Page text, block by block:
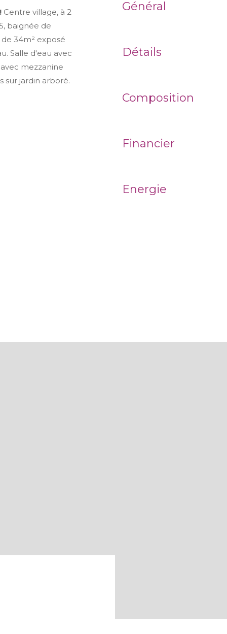
Centre village, à 2
baignée de
34m² exposé
Salle d'eau avec
mezzanine
sur jardin arboré.
Général
Détails
Composition
Financier
Energie